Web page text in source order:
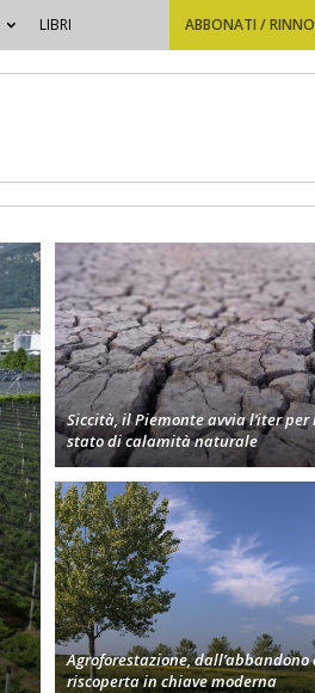
LIBRI ABBONATI /
Siccità, il Piemonte avvia l’iter per
stato di calamità naturale
Agroforestazione,
riscoperta in chiave moderna